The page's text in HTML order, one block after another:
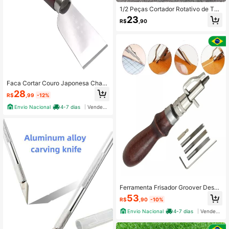
Faca Cortar Couro Japonesa Chanf
ra Desbaste Artesanato 35mm
R$28 ,99 -12%
Envio Nacional
4-7 dias
1/2 Peças Cortador Rotativo de Tec
ido 28mm, Lâmina Circular Afiada,
Design Retrátil, Alça com Furo, Trav
nte para Papel, Plástico, Couro, Cos
tura, Artesanato, DIY, Quilting, Pres
ente para Mulheres, Homens, Aman
tes de Costura, Natal, Aniversário,
Dia das Mães
R$23 ,90
Ferramenta Frisador Groover Desqu
inador Couro Artesanato 7x1
R$53 ,90 -10%
Envio Nacional
4-7 dias